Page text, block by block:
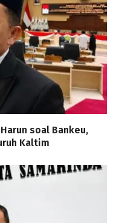
soal Bankeu,
Kaltim